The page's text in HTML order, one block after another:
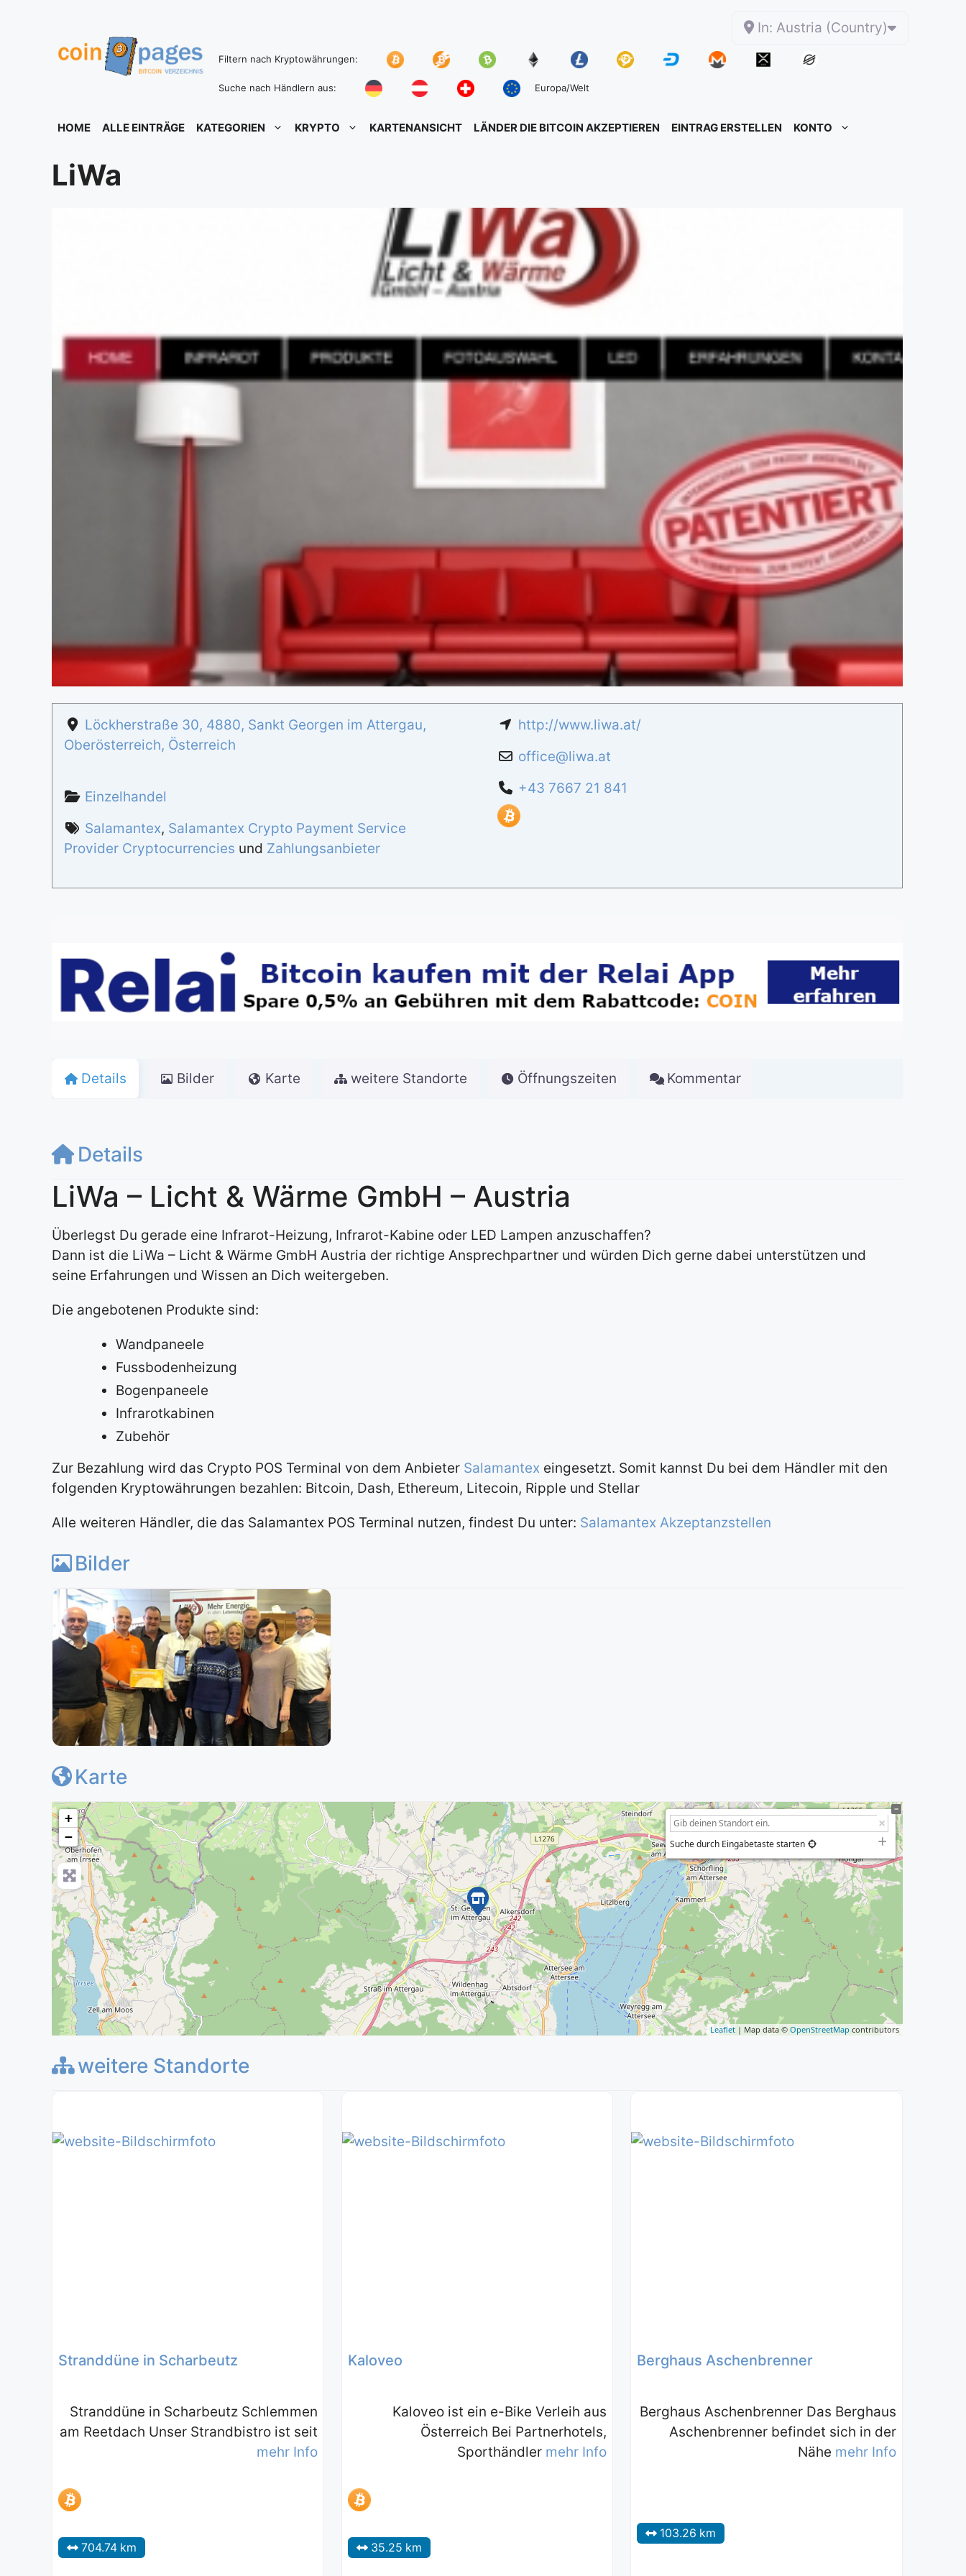
In: Austria (Country)
Filtern nach Kryptowährungen:
Suche nach Händlern aus: Europa/Welt
HOME ALLE EINTRÄGE KATEGORIEN KRYPTO KARTENANSICHT LÄNDER DIE BITCOIN AKZEPTIEREN EINTRAG ERSTELLEN KONTO
LiWa
Löckherstraße 30, 4880, Sankt Georgen im Attergau,
Oberösterreich, Österreich
Einzelhandel
Salamantex, Salamantex Crypto Payment Service
Provider Cryptocurrencies und Zahlungsanbieter
http://www.liwa.at/
office@liwa.at
+43 7667 21 841
Details Bilder Karte weitere Standorte Öffnungszeiten Kommentar
Details
LiWa – Licht & Wärme GmbH – Austria
Überlegst Du gerade eine Infrarot-Heizung, Infrarot-Kabine oder LED Lampen anzuschaffen?
Dann ist die LiWa – Licht & Wärme GmbH Austria der richtige Ansprechpartner und würden Dich gerne dabei unterstützen und
seine Erfahrungen und Wissen an Dich weitergeben.
Die angebotenen Produkte sind:
Wandpaneele
Fussbodenheizung
Bogenpaneele
Infrarotkabinen
Zubehör
Zur Bezahlung wird das Crypto POS Terminal von dem Anbieter Salamantex eingesetzt. Somit kannst Du bei dem Händler mit den
folgenden Kryptowährungen bezahlen: Bitcoin, Dash, Ethereum, Litecoin, Ripple und Stellar
Alle weiteren Händler, die das Salamantex POS Terminal nutzen, findest Du unter: Salamantex Akzeptanzstellen
Bilder
Karte
+
−
Suche durch Eingabetaste starten
Leaflet | Map data © OpenStreetMap contributors
weitere Standorte
Stranddüne in Scharbeutz
Stranddüne in Scharbeutz Schlemmen
am Reetdach Unser Strandbistro ist seit
mehr Info
704.74 km
Kaloveo
Kaloveo ist ein e-Bike Verleih aus
Österreich Bei Partnerhotels,
Sporthändler mehr Info
35.25 km
Berghaus Aschenbrenner
Berghaus Aschenbrenner Das Berghaus
Aschenbrenner befindet sich in der
Nähe mehr Info
103.26 km